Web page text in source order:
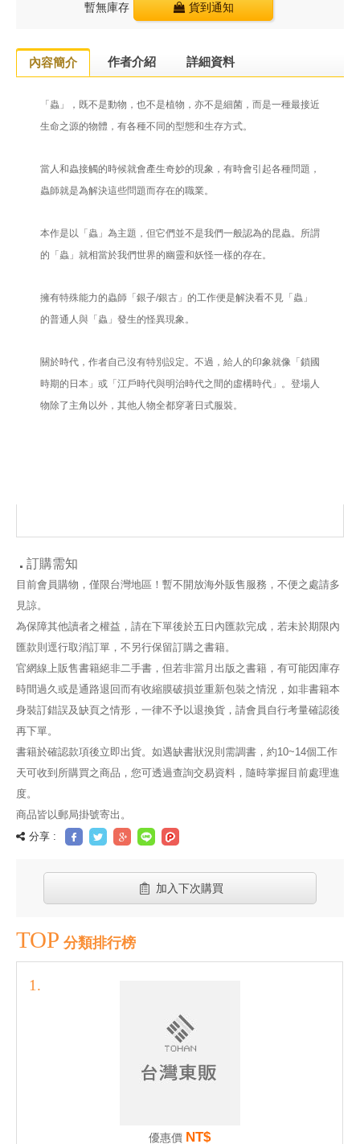
暫無庫存 貨到通知
內容簡介 作者介紹 詳細資料
「蟲」，既不是動物，也不是植物，亦不是細菌，而是一種最接近
生命之源的物體，有各種不同的型態和生存方式。
當人和蟲接觸的時候就會產生奇妙的現象，有時會引起各種問題，
蟲師就是為解決這些問題而存在的職業。
本作是以「蟲」為主題，但它們並不是我們一般認為的昆蟲。所謂
的「蟲」就相當於我們世界的幽靈和妖怪一樣的存在。
擁有特殊能力的蟲師「銀子/銀古」的工作便是解決看不見「蟲」
的普通人與「蟲」發生的怪異現象。
關於時代，作者自己沒有特別設定。不過，給人的印象就像「鎖國
時期的日本」或「江戶時代與明治時代之間的虛構時代」。登場人
物除了主角以外，其他人物全都穿著日式服裝。
訂購需知
目前會員購物，僅限台灣地區！暫不開放海外販售服務，不便之處請多
見諒。
為保障其他讀者之權益，請在下單後於五日內匯款完成，若未於期限內
匯款則逕行取消訂單，不另行保留訂購之書籍。
官網線上販售書籍絕非二手書，但若非當月出版之書籍，有可能因庫存
時間過久或是通路退回而有收縮膜破損並重新包裝之情況，如非書籍本
身裝訂錯誤及缺頁之情形，一律不予以退換貨，請會員自行考量確認後
再下單。
書籍於確認款項後立即出貨。如遇缺書狀況則需調書，約10~14個工作
天可收到所購買之商品，您可透過查詢交易資料，隨時掌握目前處理進
度。
商品皆以郵局掛號寄出。
分享 :
加入下次購買
TOP 分類排行榜
優惠價 NT$